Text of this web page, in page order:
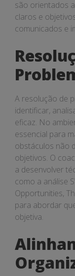
são orientados
claros e
comunicados e
A resolução de
identificar,
eficaz. No
essencial para
obstáculos não
objetivos. O
a desenvolver
como a análise
Opportunities,
para abordar
objetiva.